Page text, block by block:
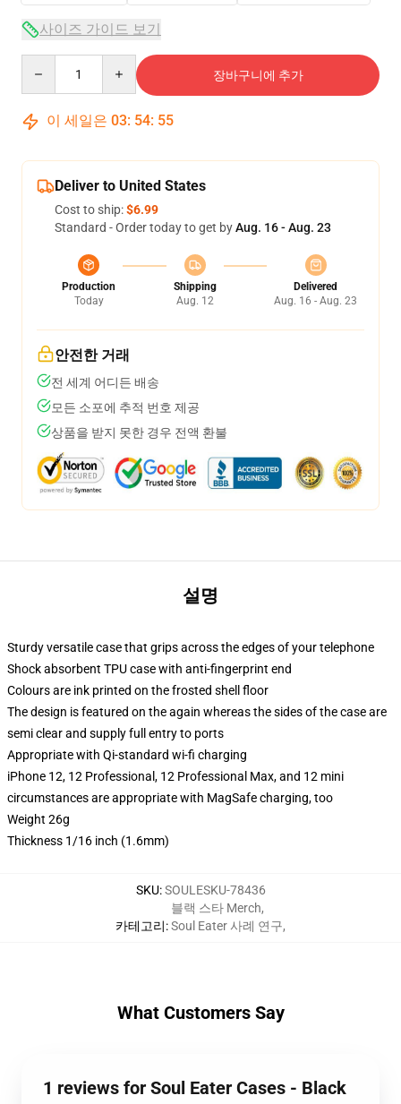
사이즈 가이드 보기
장바구니에 추가
이 세일은 03: 54: 54
Deliver to United States
Cost to ship:$6.99
Standard - Order today to get byAug. 16 - Aug. 23
Production
Today
Shipping
Aug. 12
Delivered
Aug. 16 - Aug. 23
안전한 거래
전 세계 어디든 배송
모든 소포에 추적 번호 제공
상품을 받지 못한 경우 전액 환불
설명
Sturdy versatile case that grips across the edges of your telephone
Shock absorbent TPU case with anti-fingerprint end
Colours are ink printed on the frosted shell floor
The design is featured on the again whereas the sides of the case are
semi clear and supply full entry to ports
Appropriate with Qi-standard wi-fi charging
iPhone 12, 12 Professional, 12 Professional Max, and 12 mini
circumstances are appropriate with MagSafe charging, too
Weight 26g
Thickness 1/16 inch (1.6mm)
SKU:SOULESKU-78436
카테고리:
블랙 스타 Merch,
Soul Eater 사례 연구,
What Customers Say
1 reviews for Soul Eater Cases - Black